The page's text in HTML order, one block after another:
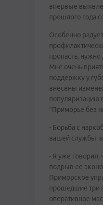
впервые
прошлого года
Особенно
пропасть,
Мне очень
поддержку у
внесены
популяризацию
"Приморье без
- Борьба с
вашей службы в
- Я уже говорил,
подрыв ее
Приморское
прошедшие три
оперативное